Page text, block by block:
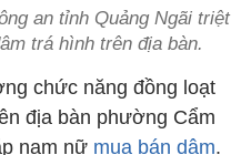
an tỉnh Quảng Ngãi triệt
trá hình trên địa bàn.
chức năng đồng loạt
địa bàn phường Cẩm
nam nữ mua bán dâm.